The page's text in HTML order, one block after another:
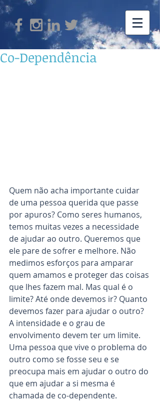
Co-Dependência
Quem não acha importante cuidar
de uma pessoa querida que passe
por apuros? Como seres humanos,
temos muitas vezes a necessidade
de ajudar ao outro. Queremos que
ele pare de sofrer e melhore. Não
medimos esforços para amparar
quem amamos e proteger das coisas
que lhes fazem mal. Mas qual é o
limite? Até onde devemos ir? Quanto
devemos fazer para ajudar o outro?
A intensidade e o grau de
envolvimento devem ter um limite.
Uma pessoa que vive o problema do
outro como se fosse seu e se
preocupa mais em ajudar o outro do
que em ajudar a si mesma é
chamada de co-dependente.